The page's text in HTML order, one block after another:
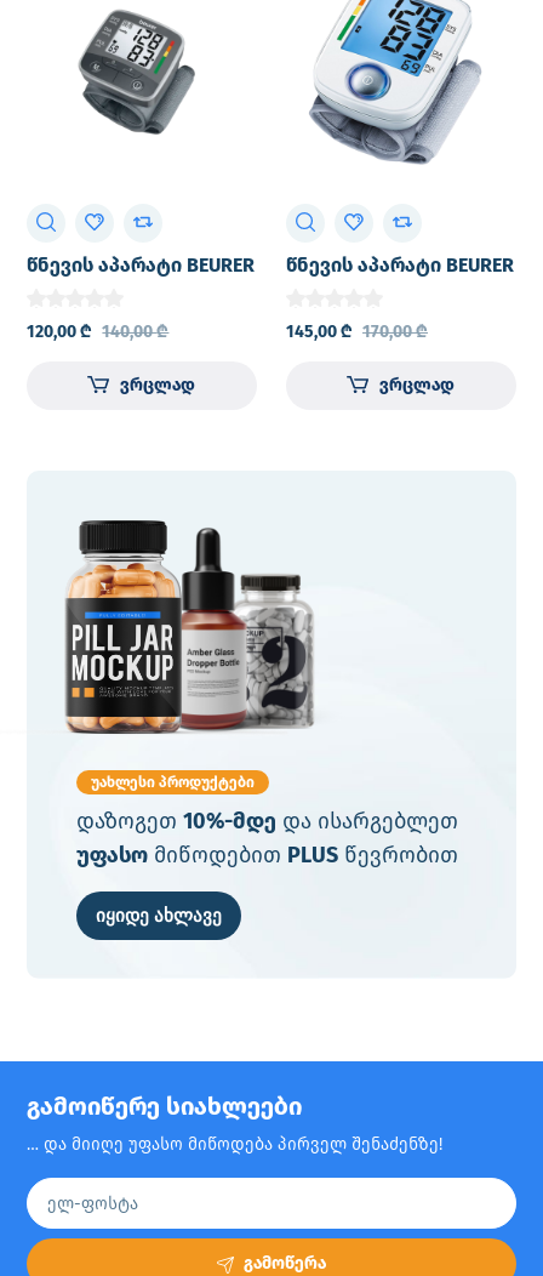
წნევის აპარატი BEURER
120,00₾ 140,00₾
ვრცლად
წნევის აპარატი BEURER
145,00₾ 170,00₾
ვრცლად
უახლესი პროდუქტები
დაზოგეთ 10%-მდე და ისარგებლეთ
უფასომიწოდებით PLUSწევრობით
იყიდე ახლავე
გამოიწერე სიახლეები
… და მიიღე უფასო მიწოდება პირველ შენაძენზე!
გამოწერა